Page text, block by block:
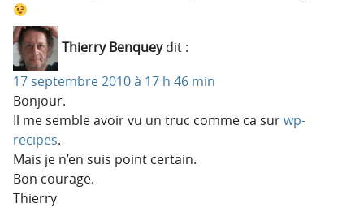
Thierry Benquey dit :
17 septembre 2010 à 17 h 46 min
Bonjour.
Il me semble avoir vu un truc comme ca surwp-
recipes.
Mais je n’en suis point certain.
Bon courage.
Thierry